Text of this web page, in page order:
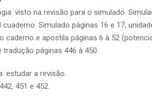
visto na revisão para o simulado.
Simulado páginas 16 e 17,
caderno e apostila páginas 6 à 52
páginas 446 à 450.
estudar a revisão.
451 e 452.